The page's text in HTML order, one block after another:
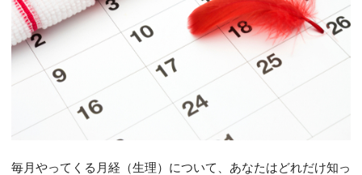
毎月やってくる月経（生理）について、あなたはどれだけ知っ